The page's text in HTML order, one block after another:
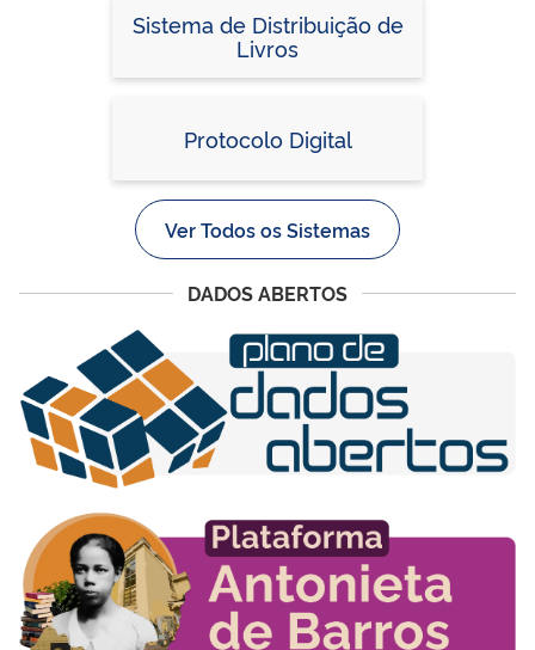
Sistema de Distribuição de
Livros
Protocolo Digital
Ver Todos os Sistemas
DADOS ABERTOS